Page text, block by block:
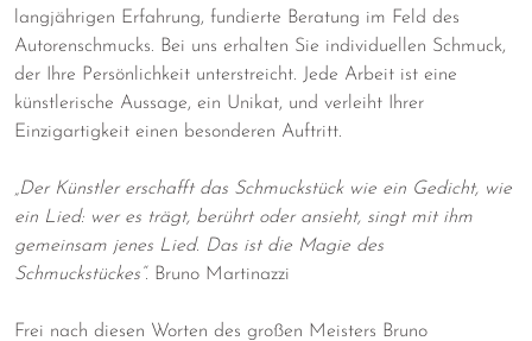
langjährigen Erfahrung, fundierte Beratung im Feld des
Autorenschmucks. Bei uns erhalten Sie individuellen Schmuck,
der Ihre Persönlichkeit unterstreicht. Jede Arbeit ist eine
künstlerische Aussage, ein Unikat, und verleiht Ihrer
Einzigartigkeit einen besonderen Auftritt.
„Der Künstler erschafft das Schmuckstück wie ein Gedicht, wie
ein Lied: wer es trägt, berührt oder ansieht, singt mit ihm
gemeinsam jenes Lied. Das ist die Magie des
Schmuckstückes“. Bruno Martinazzi
Frei nach diesen Worten des großen Meisters Bruno